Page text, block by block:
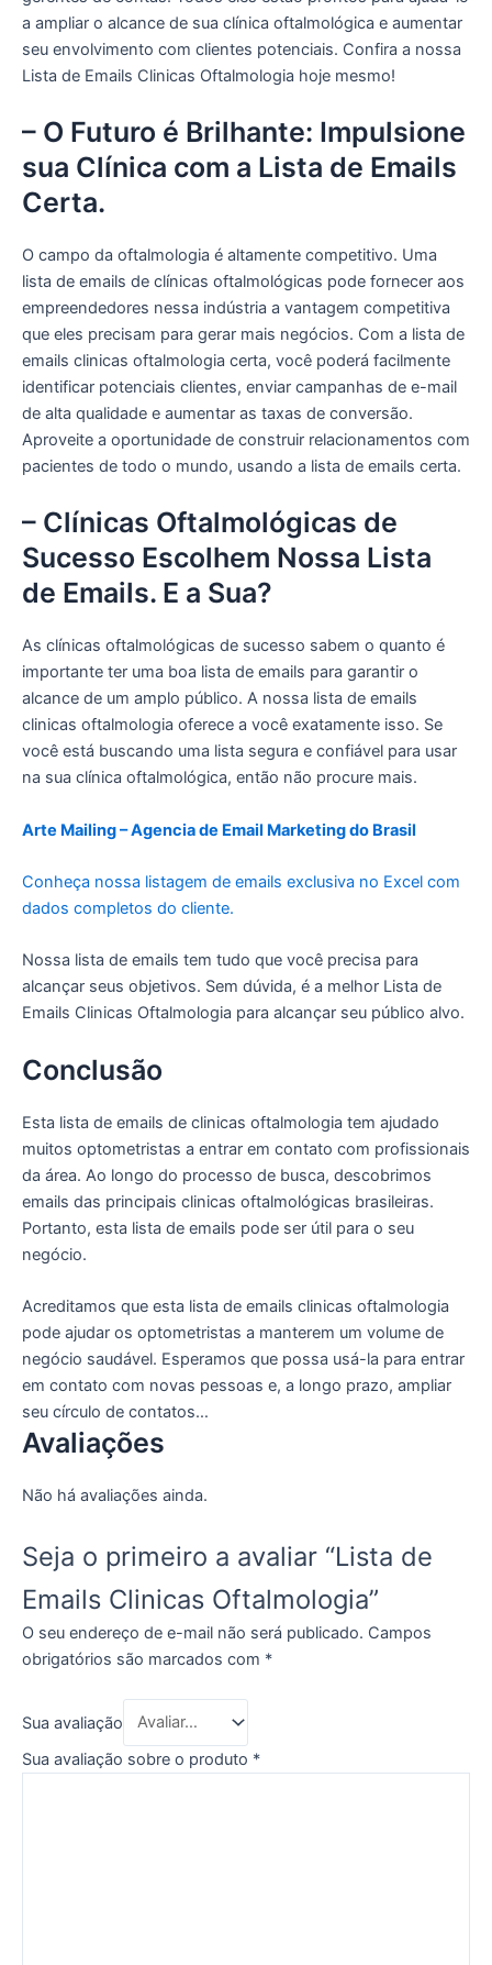
a ampliar o alcance de sua clínica oftalmológica e aumentar
seu envolvimento com clientes potenciais. Confira a nossa
Lista de Emails Clinicas Oftalmologia hoje mesmo!
– O Futuro é Brilhante: Impulsione
sua Clínica com a Lista de Emails
Certa.
O campo da oftalmologia é altamente competitivo. Uma
lista de emails de clínicas oftalmológicas pode fornecer aos
empreendedores nessa indústria a vantagem competitiva
que eles precisam para gerar mais negócios. Com a lista de
emails clinicas oftalmologia certa, você poderá facilmente
identificar potenciais clientes, enviar campanhas de e-mail
de alta qualidade e aumentar as taxas de conversão.
Aproveite a oportunidade de construir relacionamentos com
pacientes de todo o mundo, usando a lista de emails certa.
– Clínicas Oftalmológicas de
Sucesso Escolhem Nossa Lista
de Emails. E a Sua?
As clínicas oftalmológicas de sucesso sabem o quanto é
importante ter uma boa lista de emails para garantir o
alcance de um amplo público. A nossa lista de emails
clinicas oftalmologia oferece a você exatamente isso. Se
você está buscando uma lista segura e confiável para usar
na sua clínica oftalmológica, então não procure mais.
Arte Mailing – Agencia de Email Marketing do Brasil
Conheça nossa listagem de emails exclusiva no Excel com
dados completos do cliente.
Nossa lista de emails tem tudo que você precisa para
alcançar seus objetivos. Sem dúvida, é a melhor Lista de
Emails Clinicas Oftalmologia para alcançar seu público alvo.
Conclusão
Esta lista de emails de clinicas oftalmologia tem ajudado
muitos optometristas a entrar em contato com profissionais
da área. Ao longo do processo de busca, descobrimos
emails das principais clinicas oftalmológicas brasileiras.
Portanto, esta lista de emails pode ser útil para o seu
negócio.
Acreditamos que esta lista de emails clinicas oftalmologia
pode ajudar os optometristas a manterem um volume de
negócio saudável. Esperamos que possa usá-la para entrar
em contato com novas pessoas e, a longo prazo, ampliar
seu círculo de contatos…
Avaliações
Não há avaliações ainda.
Seja o primeiro a avaliar “Lista de
Emails Clinicas Oftalmologia”
O seu endereço de e-mail não será publicado. Campos
obrigatórios são marcados com *
Sua avaliação
Sua avaliação sobre o produto *